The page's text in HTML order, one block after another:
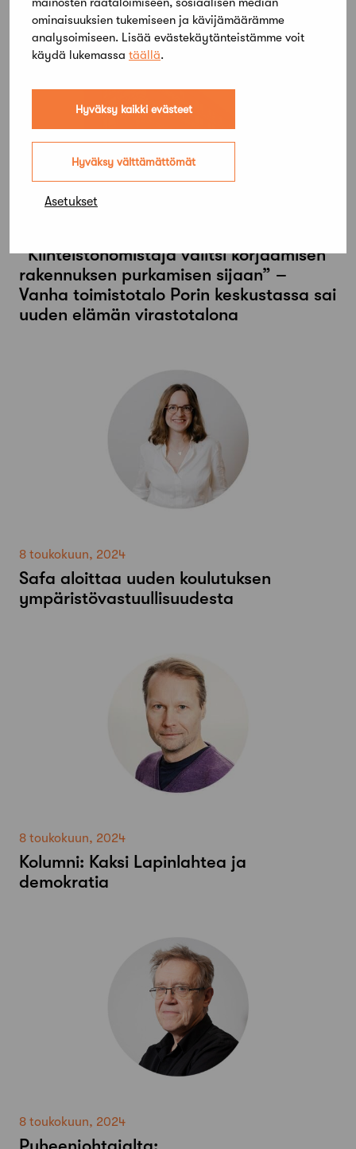
ominaisuuksien tukemiseen ja kävijämäärämme
analysoimiseen. Lisää evästekäytänteistämme voit
käydä lukemassa täällä.
Hyväksy kaikki evästeet
Hyväksy välttämättömät
Asetukset
“Kiinteistönomistaja valitsi korjaamisen
rakennuksen purkamisen sijaan” –
Vanha toimistotalo Porin keskustassa sai
uuden elämän virastotalona
8 toukokuun, 2024
Safa aloittaa uuden koulutuksen
ympäristövastuullisuudesta
8 toukokuun, 2024
Kolumni: Kaksi Lapinlahtea ja
demokratia
8 toukokuun, 2024